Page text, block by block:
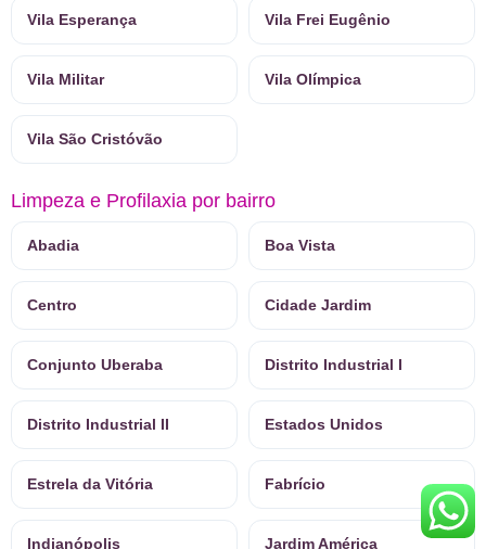
Vila Esperança Vila Frei Eugênio
Vila Militar Vila Olímpica
Vila São Cristóvão
Limpeza e Profilaxia por bairro
Abadia Boa Vista
Centro Cidade Jardim
Conjunto Uberaba Distrito Industrial I
Distrito Industrial II Estados Unidos
Estrela da Vitória Fabrício
Indianópolis Jardim América